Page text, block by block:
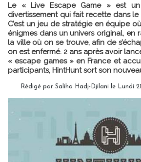
Le « Live Escape Game » est
divertissement qui fait recette dans
C’est un jeu de stratégie en équipe
énigmes dans un univers original, en
la ville où on se trouve, afin de
on est enfermé. 2 ans après avoir
« escape games » en France et
participants, HintHunt sort son
Rédigé par Saliha Hadj-Djilani le Lundi